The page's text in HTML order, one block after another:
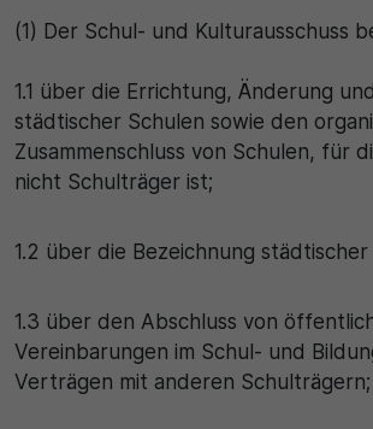
(1) Der Schul- und Kulturausschuss
1.1 über die Errichtung, Änderung
städtischer Schulen sowie den
Zusammenschluss von Schulen, für
nicht Schulträger ist;
1.2 über die Bezeichnung städtischer
1.3 über den Abschluss von
Vereinbarungen im Schul- und
Verträgen mit anderen Schulträgern;